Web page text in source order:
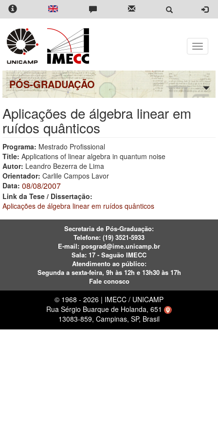
Pular
para
conteúdo
principal
Toggle
PÓS-GRADUAÇÃO
Aplicações de álgebra linear em
ruídos quânticos
Programa: Mestrado Profissional
Title: Applications of linear algebra in quantum noise
Autor: Leandro Bezerra de Lima
Orientador: Carlile Campos Lavor
Data: 08/08/2007
Link da Tese / Dissertação:
Aplicações de álgebra linear em ruídos quânticos
Secretaria de Pós-Graduação:
Telefone: (19) 3521-5933
E-mail: posgrad@ime.unicamp.br
Sala: 17 - Saguão IMECC
Atendimento ao público:
Segunda a sexta-feira, 9h às 12h e 13h30 às 17h
Fale conosco
© 1968 - 2026 | IMECC / UNICAMP
Rua Sérgio Buarque de Holanda, 651
13083-859, Campinas, SP, Brasil